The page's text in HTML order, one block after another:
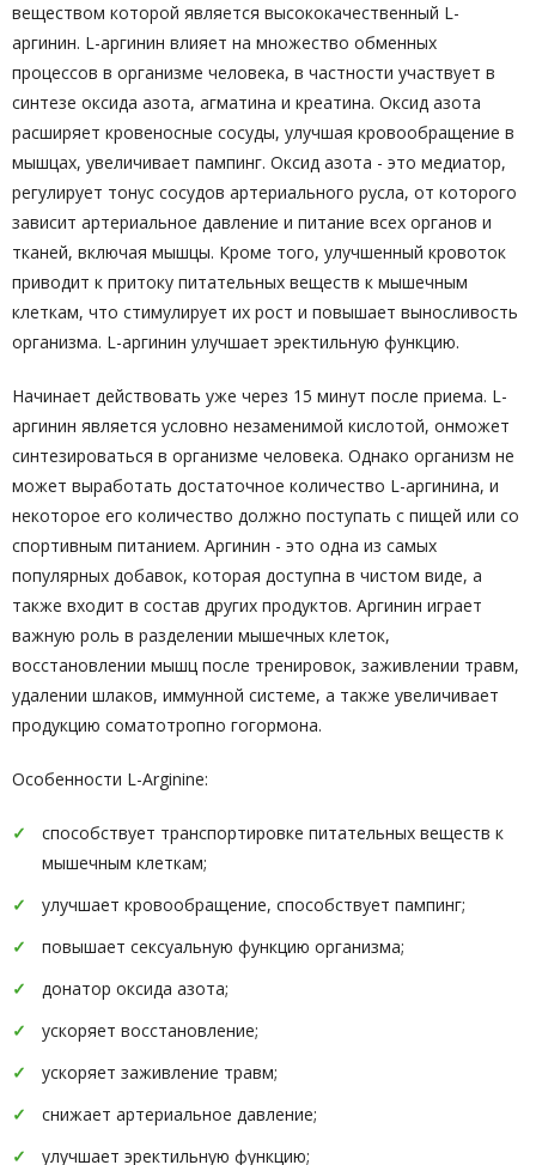
веществом которой является высококачественный L-
аргинин. L-аргинин влияет на множество обменных
процессов в организме человека, в частности участвует в
синтезе оксида азота, агматина и креатина. Оксид азота
расширяет кровеносные сосуды, улучшая кровообращение в
мышцах, увеличивает пампинг. Оксид азота - это медиатор,
регулирует тонус сосудов артериального русла, от которого
зависит артериальное давление и питание всех органов и
тканей, включая мышцы. Кроме того, улучшенный кровоток
приводит к притоку питательных веществ к мышечным
клеткам, что стимулирует их рост и повышает выносливость
организма. L-аргинин улучшает эректильную функцию.
Начинает действовать уже через 15 минут после приема. L-
аргинин является условно незаменимой кислотой, онможет
синтезироваться в организме человека. Однако организм не
может выработать достаточное количество L-аргинина, и
некоторое его количество должно поступать с пищей или со
спортивным питанием. Аргинин - это одна из самых
популярных добавок, которая доступна в чистом виде, а
также входит в состав других продуктов. Аргинин играет
важную роль в разделении мышечных клеток,
восстановлении мышц после тренировок, заживлении травм,
удалении шлаков, иммунной системе, а также увеличивает
продукцию соматотропно гогормона.
Особенности L-Arginine:
способствует транспортировке питательных веществ к
мышечным клеткам;
улучшает кровообращение, способствует пампинг;
повышает сексуальную функцию организма;
донатор оксида азота;
ускоряет восстановление;
ускоряет заживление травм;
снижает артериальное давление;
улучшает эректильную функцию;